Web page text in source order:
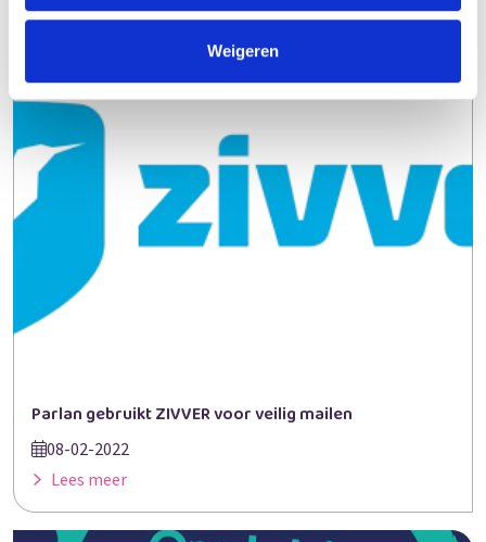
Weigeren
Parlan gebruikt ZIVVER voor veilig mailen
08-02-2022
Lees meer